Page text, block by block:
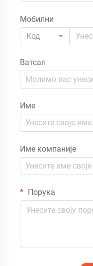
Мобилни
Код
Ватсап
Име
Име компаније
Порука